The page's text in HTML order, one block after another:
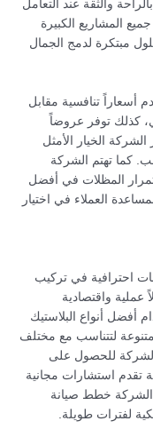
والثقة عند التعامل
المشاريع الكبيرة
مبتكرة لدمج الجمال
أسعاراً تنافسية مقابل
كذلك توفر عروضاً
الخيار الأمثل
كما تهتم الشركة
المظلات في أفضل
العملاء في اختيار
احترافية في تركيب
عملية واقتصادية
أفضل أنواع البلاستيك
متنوعة لتتناسب مع مختلف
الشركة للحصول على
تقدم استشارات مجانية
الشركة خطط صيانة
لفترات طويلة.